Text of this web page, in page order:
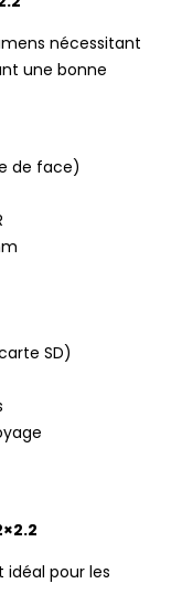
nécessitant
une bonne
de face)
SD)
idéal pour les